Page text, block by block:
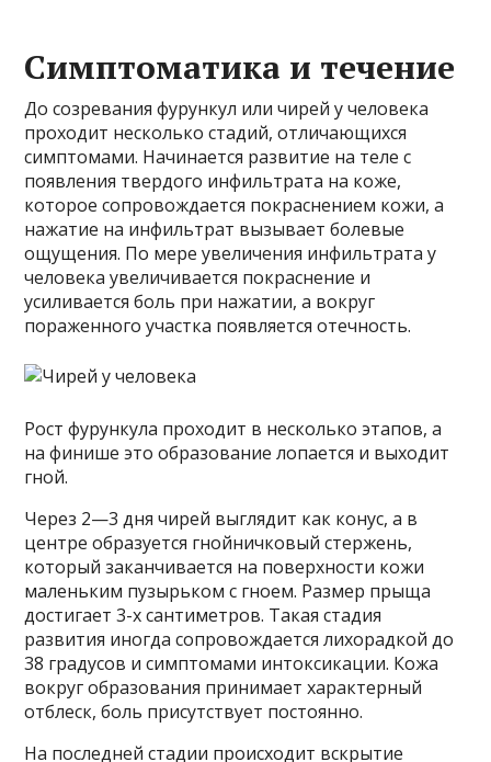
Симптоматика и течение
До созревания фурункул или чирей у человека
проходит несколько стадий, отличающихся
симптомами. Начинается развитие на теле с
появления твердого инфильтрата на коже,
которое сопровождается покраснением кожи, а
нажатие на инфильтрат вызывает болевые
ощущения. По мере увеличения инфильтрата у
человека увеличивается покраснение и
усиливается боль при нажатии, а вокруг
пораженного участка появляется отечность.
Рост фурункула проходит в несколько этапов, а
на финише это образование лопается и выходит
гной.
Через 2—3 дня чирей выглядит как конус, а в
центре образуется гнойничковый стержень,
который заканчивается на поверхности кожи
маленьким пузырьком с гноем. Размер прыща
достигает 3-х сантиметров. Такая стадия
развития иногда сопровождается лихорадкой до
38 градусов и симптомами интоксикации. Кожа
вокруг образования принимает характерный
отблеск, боль присутствует постоянно.
На последней стадии происходит вскрытие